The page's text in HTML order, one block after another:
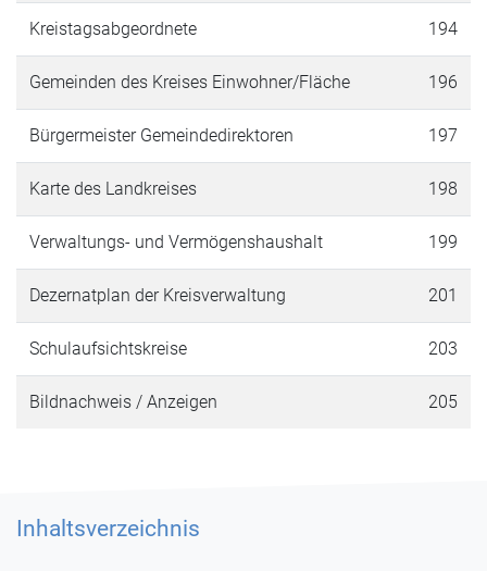
Kreistagsabgeordnete 194
Gemeinden des Kreises Einwohner/Fläche 196
Bürgermeister Gemeindedirektoren 197
Karte des Landkreises 198
Verwaltungs- und Vermögenshaushalt 199
Dezernatplan der Kreisverwaltung 201
Schulaufsichtskreise 203
Bildnachweis / Anzeigen 205
Inhaltsverzeichnis